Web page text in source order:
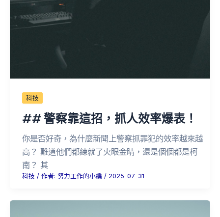
科技
## 警察靠這招，抓人效率爆表！
你是否好奇，為什麼新聞上警察抓罪犯的效率越來越
高？ 難道他們都練就了火眼金睛，還是個個都是柯
南？ 其
科技 / 作者: 努力工作的小編 / 2025-07-31